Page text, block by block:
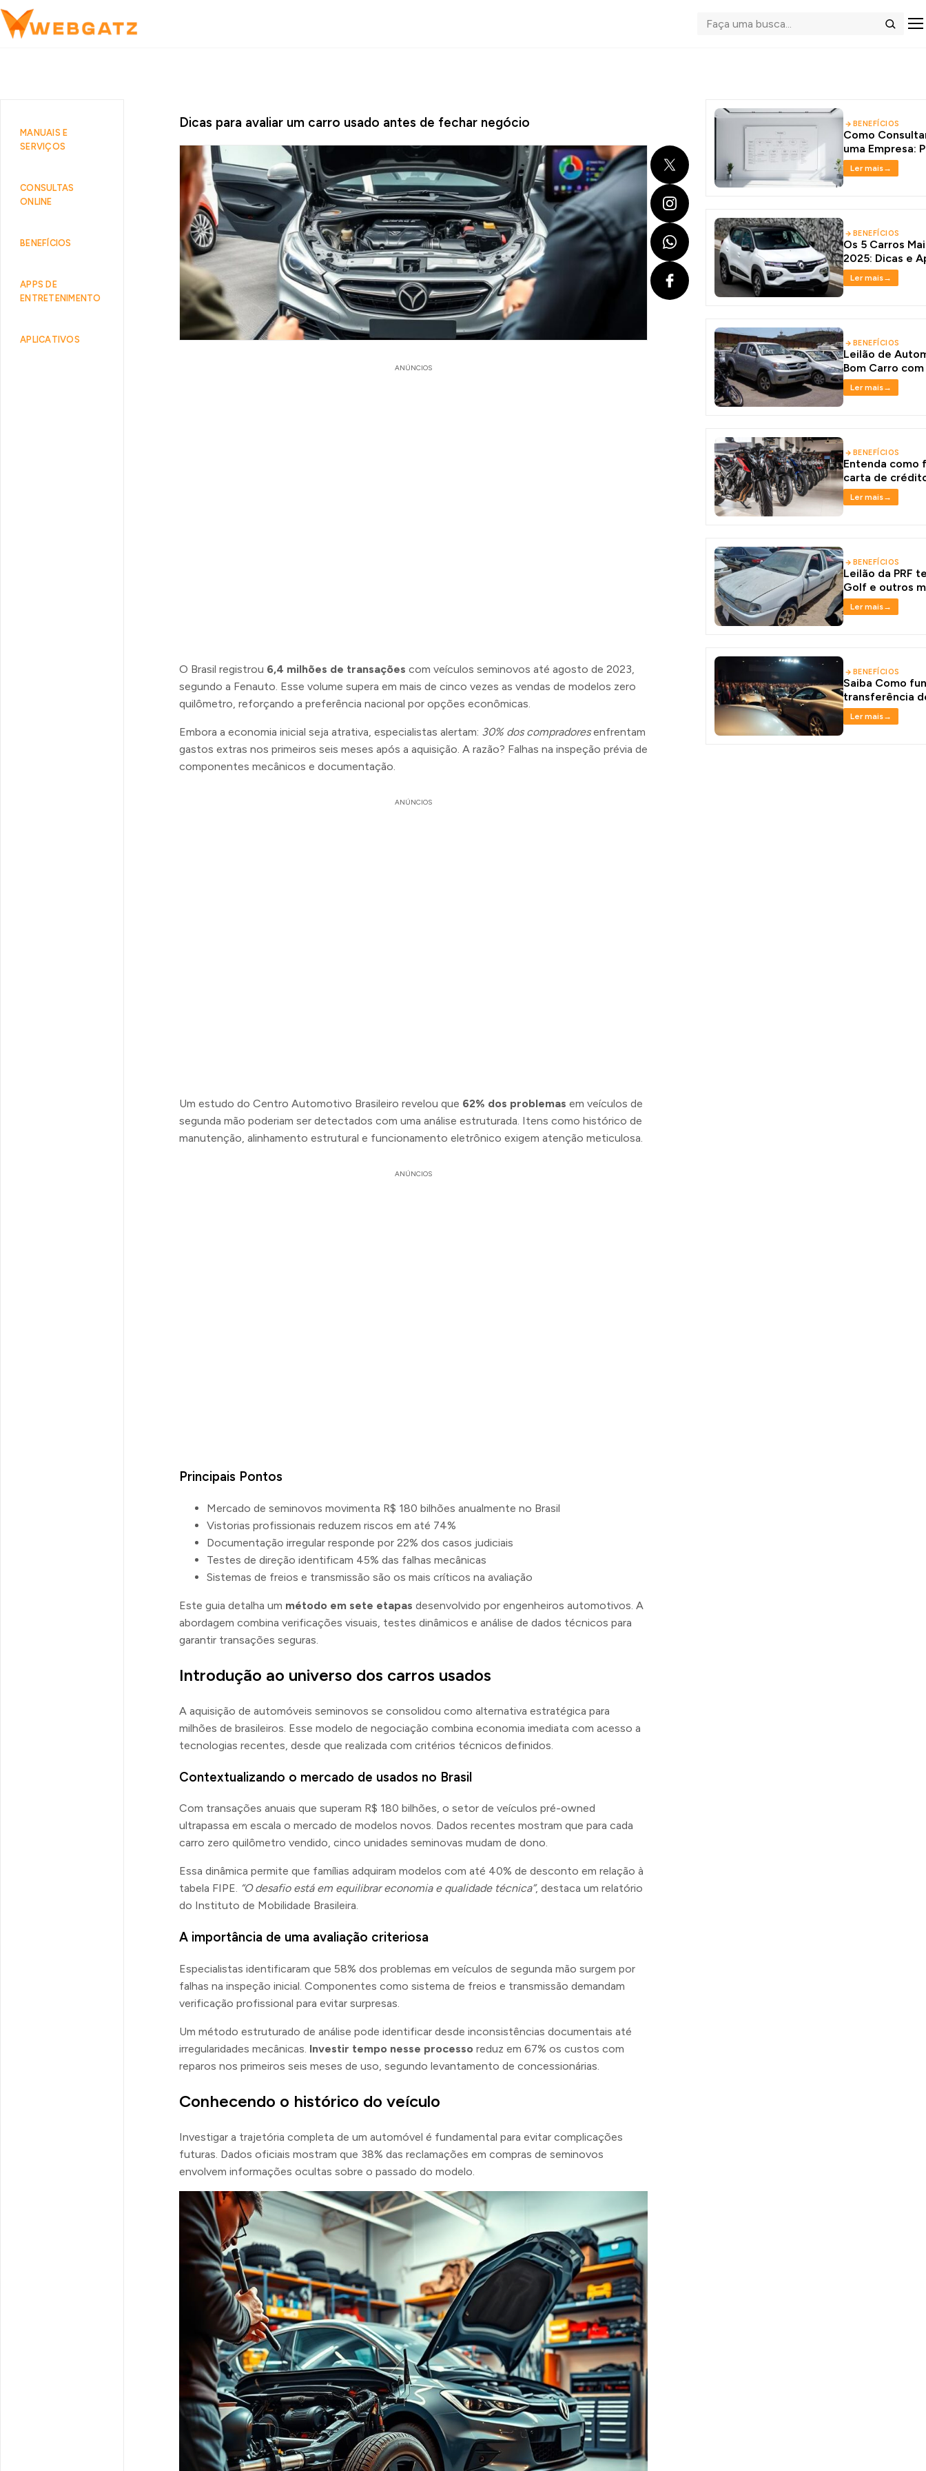
Buscar
MANUAIS E
SERVIÇOS
CONSULTAS
ONLINE
BENEFÍCIOS
APPS DE
ENTRETENIMENTO
APLICATIVOS
Dicas para avaliar um carro usado antes de fechar negócio
X
Instagram
WhatsApp
Facebook
ANÚNCIOS
O Brasil registrou 6,4 milhões de transações com veículos seminovos até agosto de 2023,
segundo a Fenauto. Esse volume supera em mais de cinco vezes as vendas de modelos zero
quilômetro, reforçando a preferência nacional por opções econômicas.
Embora a economia inicial seja atrativa, especialistas alertam: 30% dos compradoresenfrentam
gastos extras nos primeiros seis meses após a aquisição. A razão? Falhas na inspeção prévia de
componentes mecânicos e documentação.
ANÚNCIOS
Um estudo do Centro Automotivo Brasileiro revelou que 62% dos problemas em veículos de
segunda mão poderiam ser detectados com uma análise estruturada. Itens como histórico de
manutenção, alinhamento estrutural e funcionamento eletrônico exigem atenção meticulosa.
ANÚNCIOS
Principais Pontos
Mercado de seminovos movimenta R$ 180 bilhões anualmente no Brasil
Vistorias profissionais reduzem riscos em até 74%
Documentação irregular responde por 22% dos casos judiciais
Testes de direção identificam 45% das falhas mecânicas
Sistemas de freios e transmissão são os mais críticos na avaliação
Este guia detalha um método em sete etapas desenvolvido por engenheiros automotivos. A
abordagem combina verificações visuais, testes dinâmicos e análise de dados técnicos para
garantir transações seguras.
Introdução ao universo dos carros usados
A aquisição de automóveis seminovos se consolidou como alternativa estratégica para
milhões de brasileiros. Esse modelo de negociação combina economia imediata com acesso a
tecnologias recentes, desde que realizada com critérios técnicos definidos.
Contextualizando o mercado de usados no Brasil
Com transações anuais que superam R$ 180 bilhões, o setor de veículos pré-owned
ultrapassa em escala o mercado de modelos novos. Dados recentes mostram que para cada
carro zero quilômetro vendido, cinco unidades seminovas mudam de dono.
Essa dinâmica permite que famílias adquiram modelos com até 40% de desconto em relação à
tabela FIPE. “O desafio está em equilibrar economia e qualidade técnica”, destaca um relatório
do Instituto de Mobilidade Brasileira.
A importância de uma avaliação criteriosa
Especialistas identificaram que 58% dos problemas em veículos de segunda mão surgem por
falhas na inspeção inicial. Componentes como sistema de freios e transmissão demandam
verificação profissional para evitar surpresas.
Um método estruturado de análise pode identificar desde inconsistências documentais até
irregularidades mecânicas. Investir tempo nesse processo reduz em 67% os custos com
reparos nos primeiros seis meses de uso, segundo levantamento de concessionárias.
Conhecendo o histórico do veículo
Investigar a trajetória completa de um automóvel é fundamental para evitar complicações
futuras. Dados oficiais mostram que 38% das reclamações em compras de seminovos
envolvem informações ocultas sobre o passado do modelo.
BENEFÍCIOS
Como
uma Empresa:
Seguro
Ler mais→
BENEFÍCIOS
Os 5 Carros
2025: Dicas e
Ler mais→
BENEFÍCIOS
Leilão de
Bom Carro
Ler mais→
BENEFÍCIOS
Entenda como
carta de
Ler mais→
BENEFÍCIOS
Leilão da PRF
Golf e outros
de R$ 400
Ler mais→
BENEFÍCIOS
Saiba Como
transferência
Ler mais→